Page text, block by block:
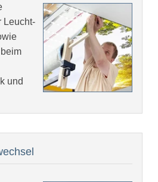
Leucht-
und